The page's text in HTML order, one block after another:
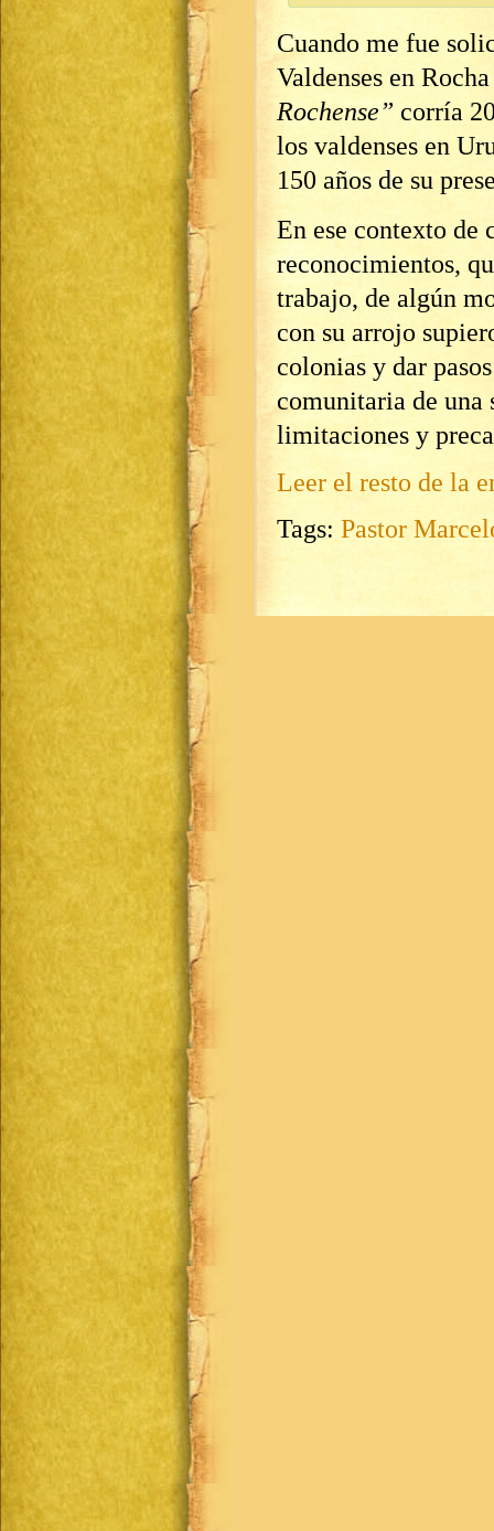
Cuando me fue
Valdenses en
Rochense” corría
los valdenses en
150 años de su
En ese contexto de
reconocimientos,
trabajo, de algún
con su arrojo
colonias y dar
comunitaria de una
limitaciones y
Leer el resto de la
Tags: Pastor